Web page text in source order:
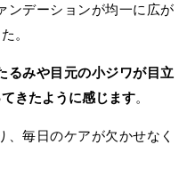
ンデーションが均一に広が
。
るみや目元の小ジワが目立
きたように感じます。
、毎日のケアが欠かせなく